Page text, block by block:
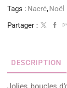
Tags : Nacré,Noël
Partager :
DESCRIPTION